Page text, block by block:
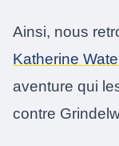
Ainsi, nous
Katherine
aventure qui
contre